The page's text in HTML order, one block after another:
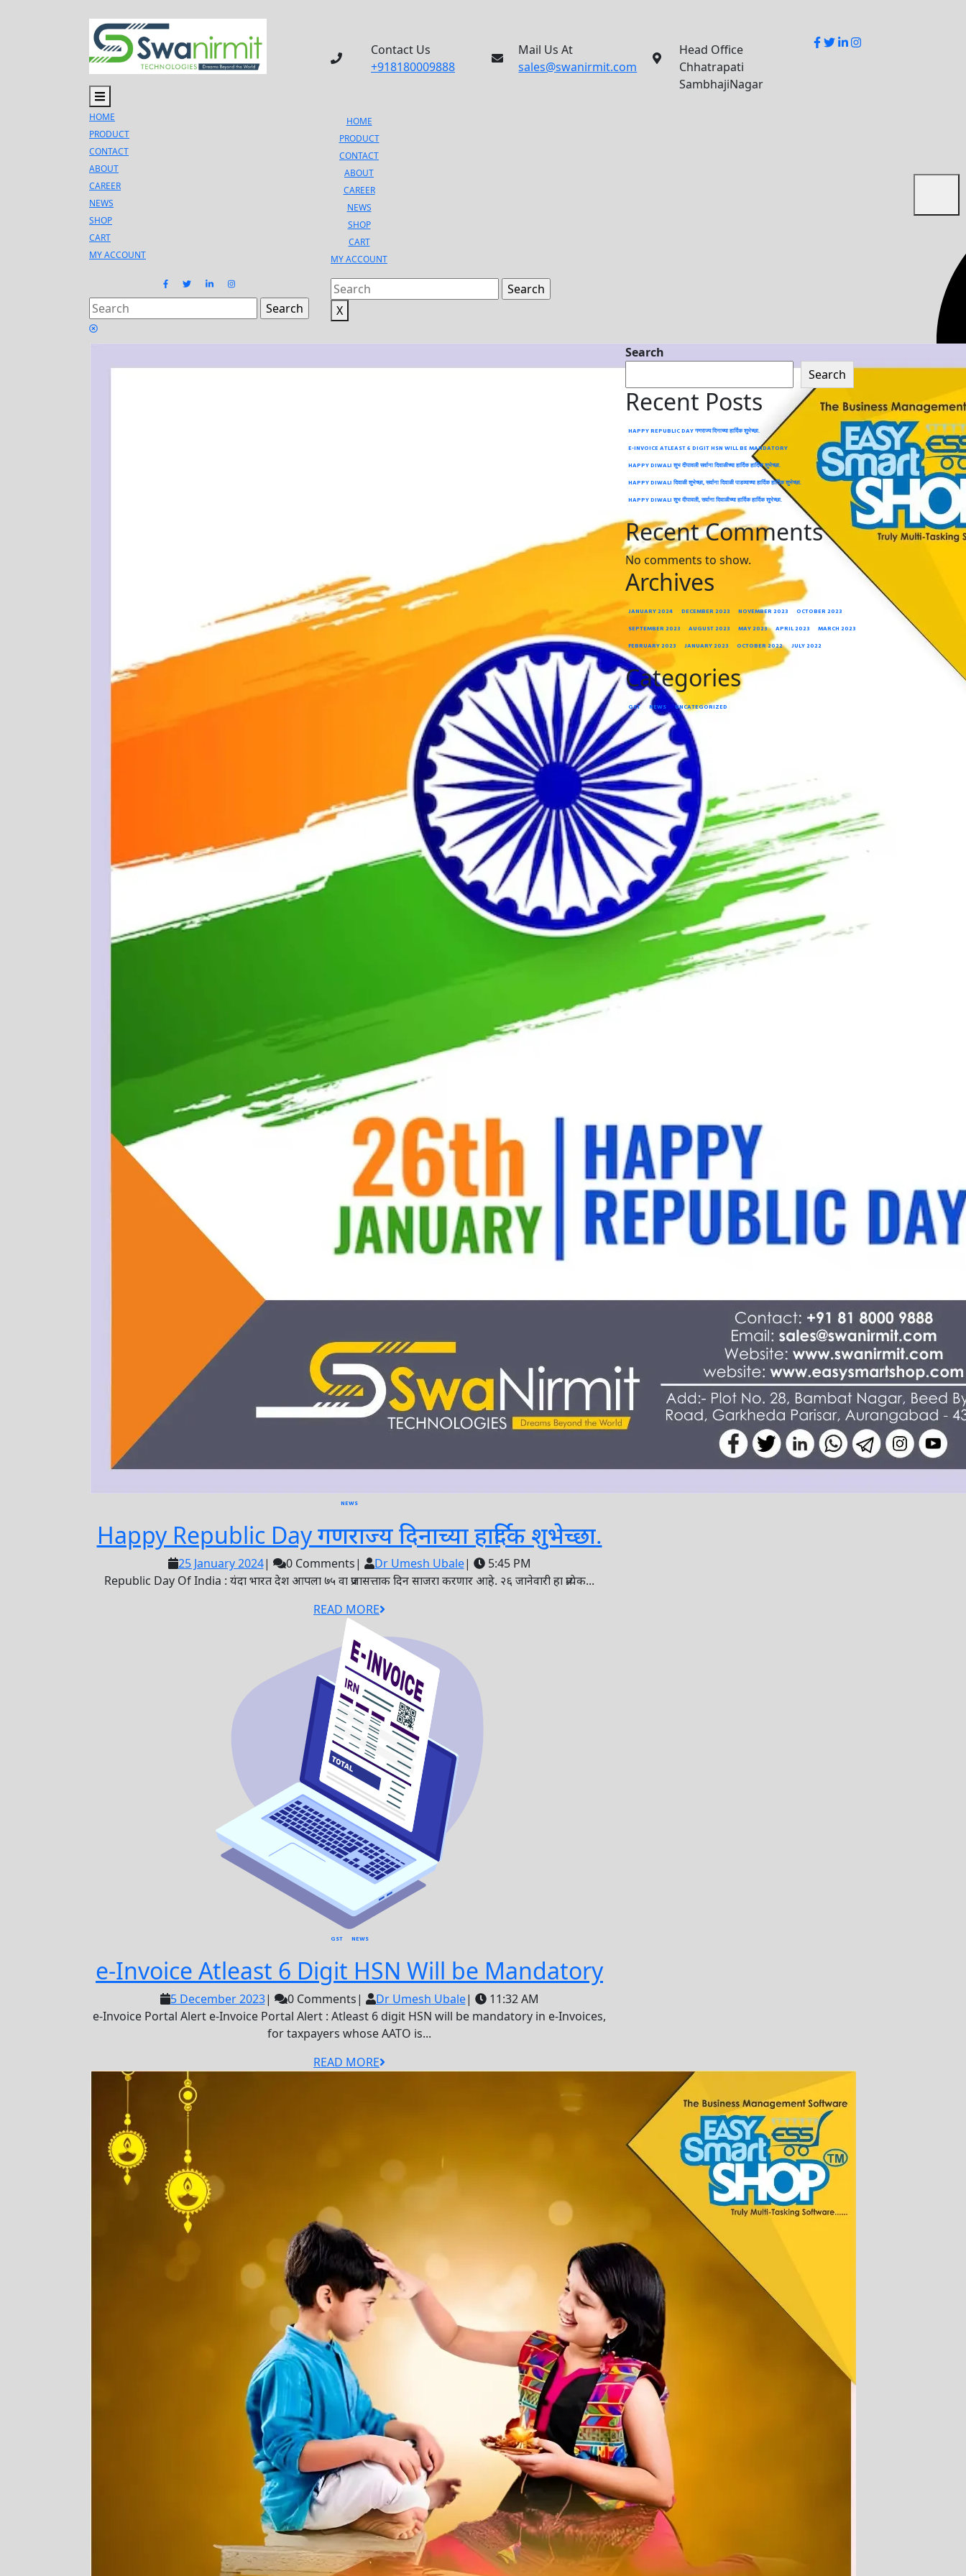
Open
Menu
HOME
PRODUCT
CONTACT
ABOUT
CAREER
NEWS
SHOP
CART
MY ACCOUNT
FACEBOOKTWITTERLINKEDIN
INSTAGRAM
Search
for:CLOSE
Contact Us
+918180009888+918180009888
Mail Us At
sales@swanirmit.com
Head Office
Chhatrapati
SambhajiNagar
Facebook
Twitter
Linkedin
Instagram
HOME
PRODUCT
CONTACT
ABOUT
CAREER
NEWS
SHOP
CART
MY ACCOUNT
Search
for:
X
NEWS
Happy Republic Day गणराज्य दिनाच्या हार्दिक शुभेच्छा.
25 January 202425
January
| 0 Comments| Dr Umesh UbaleDr
Umesh
|
5:45 PM
Republic Day Of India : यंदा भारत देश आपला ७५ वा प्रजासत्ताक दिन साजरा करणार आहे. २६ जानेवारी हा प्रत्येक...
READ MORE
GST NEWS
e-Invoice Atleast 6 Digit HSN Will be Mandatorye-
Atleast
Digit
Will
be
Mandatory
5 December 20235
December
2023
| 0 Comments| Dr Umesh UbaleDr
Umesh
|
11:32 AM
e-Invoice Portal Alert e-Invoice Portal Alert : Atleast 6 digit HSN will be mandatory in e-Invoices,
for taxpayers whose AATO is...
READ MORE
Search
Search
Recent Posts
HAPPY REPUBLIC DAY गणराज्य दिनाच्या हार्दिक शुभेच्छा.
E-INVOICE ATLEAST 6 DIGIT HSN WILL BE MANDATORY
HAPPY DIWALI शुभ दीपावली सर्वाना दिवाळीच्या हार्दिक हार्दिक शुभेच्छा.
HAPPY DIWALI दिवाळी शुभेच्छा, सर्वाना दिवाळी पाडव्याच्या हार्दिक हार्दिक शुभेच्छा.
HAPPY DIWALI शुभ दीपावली, सर्वाना दिवाळीच्या हार्दिक हार्दिक शुभेच्छा.
Recent Comments
No comments to show.
Archives
JANUARY 2024 DECEMBER 2023 NOVEMBER 2023
OCTOBER 2023
SEPTEMBER 2023
AUGUST 2023 MAY 2023 APRIL 2023
MARCH 2023
FEBRUARY 2023
JANUARY 2023 OCTOBER 2022 JULY 2022
Categories
GST NEWS UNCATEGORIZED